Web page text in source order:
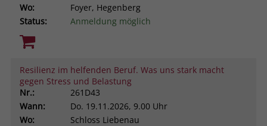
Wo:
Foyer, Hegenberg
Status:
Anmeldung möglich
Resilienz im helfenden Beruf. Was uns stark macht
gegen Stress und Belastung
Nr.:
261D43
Wann:
Do. 19.11.2026, 9.00 Uhr
Wo:
Schloss Liebenau